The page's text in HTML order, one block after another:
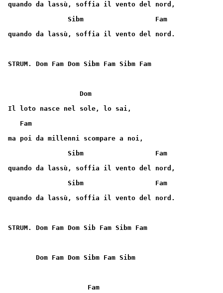
quando da lassù, soffia il vento del nord,
               Sibm                  Fam
quando da lassù, soffia il vento del nord.
STRUM. Dom Fam Dom Sibm Fam Sibm Fam
                  Dom
Il loto nasce nel sole, lo sai,
   Fam
ma poi da millenni scompare a noi,
               Sibm                  Fam
quando da lassù, soffia il vento del nord,
               Sibm                  Fam
quando da lassù, soffia il vento del nord.
STRUM. Dom Fam Dom Sib Fam Sibm Fam
       Dom Fam Dom Sibm Fam Sibm
                    Fam